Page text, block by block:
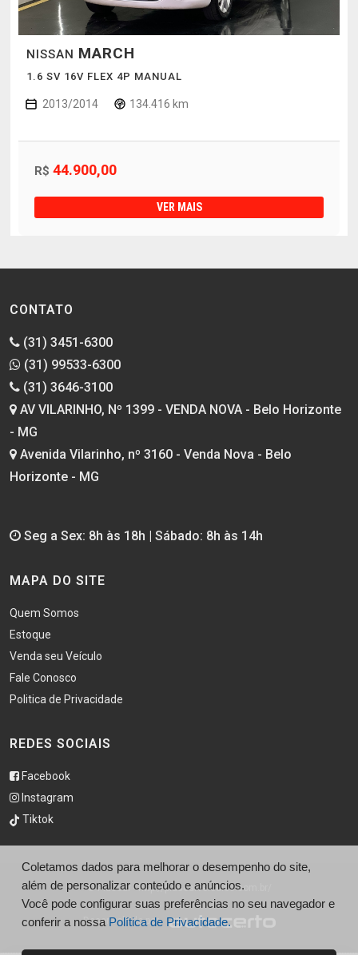
NISSAN MARCH
1.6 SV 16V FLEX 4P MANUAL
2013/2014 134.416 km
R$ 44.900,00
VER MAIS
CONTATO
(31) 3451-6300
(31) 99533-6300
(31) 3646-3100
AV VILARINHO, Nº 1399 - VENDA NOVA - Belo Horizonte
- MG
Avenida Vilarinho, nº 3160 - Venda Nova - Belo
Horizonte - MG
Seg a Sex: 8h às 18h | Sábado: 8h às 14h
MAPA DO SITE
Quem Somos
Estoque
Venda seu Veículo
Fale Conosco
Politica de Privacidade
REDES SOCIAIS
Facebook
Instagram
Tiktok
© Pluscar - http://pluscarveiculos.com.br/
Desenvolvido por
Coletamos dados para melhorar o desempenho do site,
além de personalizar conteúdo e anúncios.
Você pode configurar suas preferências no seu navegador e
conferir a nossa Política de Privacidade.